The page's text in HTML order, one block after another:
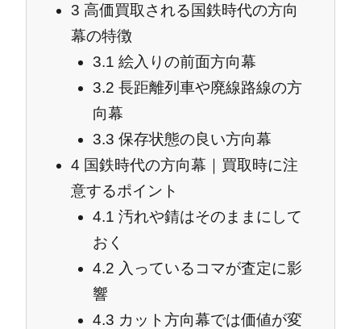
3 高価買取される国鉄時代の方向
幕の特徴
3.1 絵入りの前面方向幕
3.2 長距離列車や廃線路線の方
向幕
3.3 保存状態の良い方向幕
4 国鉄時代の方向幕｜買取時に注
意するポイント
4.1 汚れや錆はそのままにして
おく
4.2 入っているコマが査定に影
響
4.3 カット方向幕では価値が変